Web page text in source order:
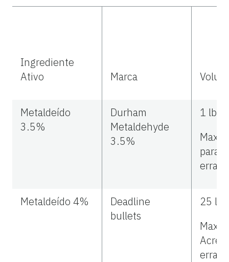
Ingrediente
Ativo
Marca
Metaldeído
3.5%
Durham
Metaldehyde
3.5%
1 lb
Max
para
Metaldeído 4%
Deadline
bullets
25
Max
Acre